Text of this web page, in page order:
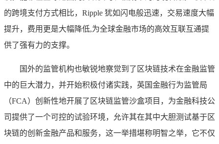
的跨境支付方式相比，Ripple 犹如闪电般迅速，交易速度大幅
提升，费用更是大幅降低,为全球金融市场的高效互联互通提
供了强有力的支撑。
国外的监管机构也敏锐地察觉到了区块链技术在金融监管
中的巨大潜力，并开始积极付诸实践，英国金融行为监管局
（FCA）创新性地开展了区块链监管沙盒项目，为金融科技公
司提供了一个可控的试验环境，允许其在其中大胆测试基于区
块链的创新金融产品和服务，这一举措堪称明智之举，它不仅